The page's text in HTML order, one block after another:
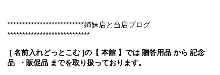
**************************姉妹店と当店ブログ
****************************
[ 名前入れどっとこむ ]の【 本館 】では 贈答用品 から 記念
品 ・販促品 までを取り扱っております。